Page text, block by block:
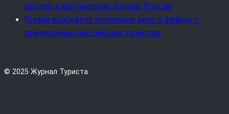
вектор и арктические круизы России
Грузия возбудила уголовное дело о фейках о
притеснении российских туристов
© 2025 Журнал Туриста